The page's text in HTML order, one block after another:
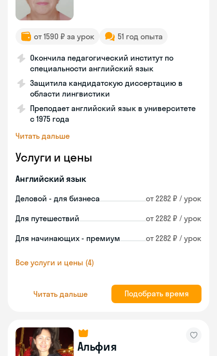
от 1590 ₽ за урок 51 год опыта
Окончила педагогический институт по
специальности английский язык
Защитила кандидатскую диссертацию в
области лингвистики
Преподает английский язык в университете
с 1975 года
Читать дальше
Услуги и цены
Английский язык
Деловой - для бизнеса от 2282 ₽ / урок
Для путешествий от 2282 ₽ / урок
Для начинающих - премиум от 2282 ₽ / урок
Все услуги и цены (4)
Читать дальше Подобрать время
Альфия